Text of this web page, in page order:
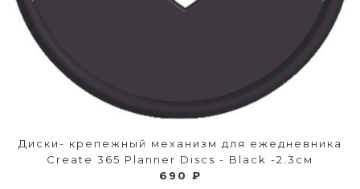
Диски- крепежный механизм для ежедневника
Create 365 Planner Discs - Black -2.3см
690 ₽